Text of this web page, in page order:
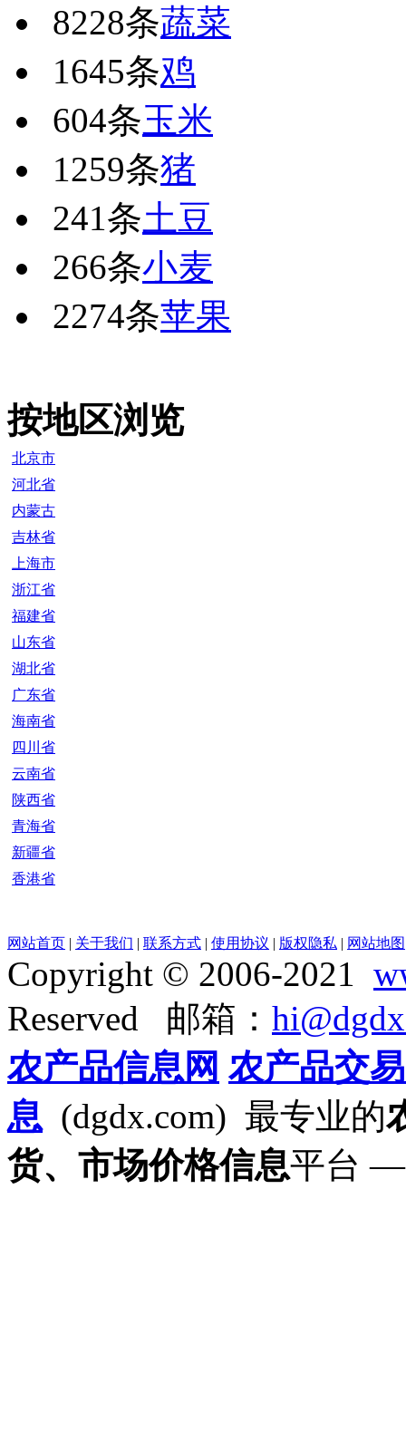
8228条蔬菜
1645条鸡
604条玉米
1259条猪
241条土豆
266条小麦
2274条苹果
按地区浏览
北京市
河北省
内蒙古
吉林省
上海市
浙江省
福建省
山东省
湖北省
广东省
海南省
四川省
云南省
陕西省
青海省
新疆省
香港省
网站首页 | 关于我们 | 联系方式 | 使用协议 | 版权隐私 | 网站地图
Copyright © 2006-2021
Reserved 邮箱：
农产品信息网 农产品交
息 (dgdx.com) 最专业的
货、市场价格信息平台